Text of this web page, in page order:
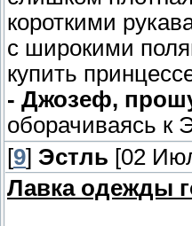
короткими
с широкими
купить
- Джозеф,
оборачиваясь к
[9] Эстль [02
Лавка одежды